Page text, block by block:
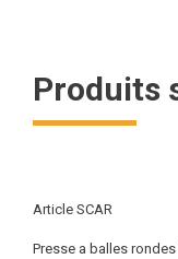
Produits
Article SCAR
Presse a balles